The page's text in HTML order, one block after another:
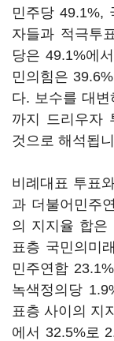
민주당 49.1%,
자들과 적극투
당은 49.1%에
민의힘은
다. 보수를 대
까지 드리우자
것으로 해석됩
비례대표 투표
과 더불어민주
의 지지율 합은
표층 국민의미
민주연합
녹색정의당
표층 사이의 지
에서 32.5%로